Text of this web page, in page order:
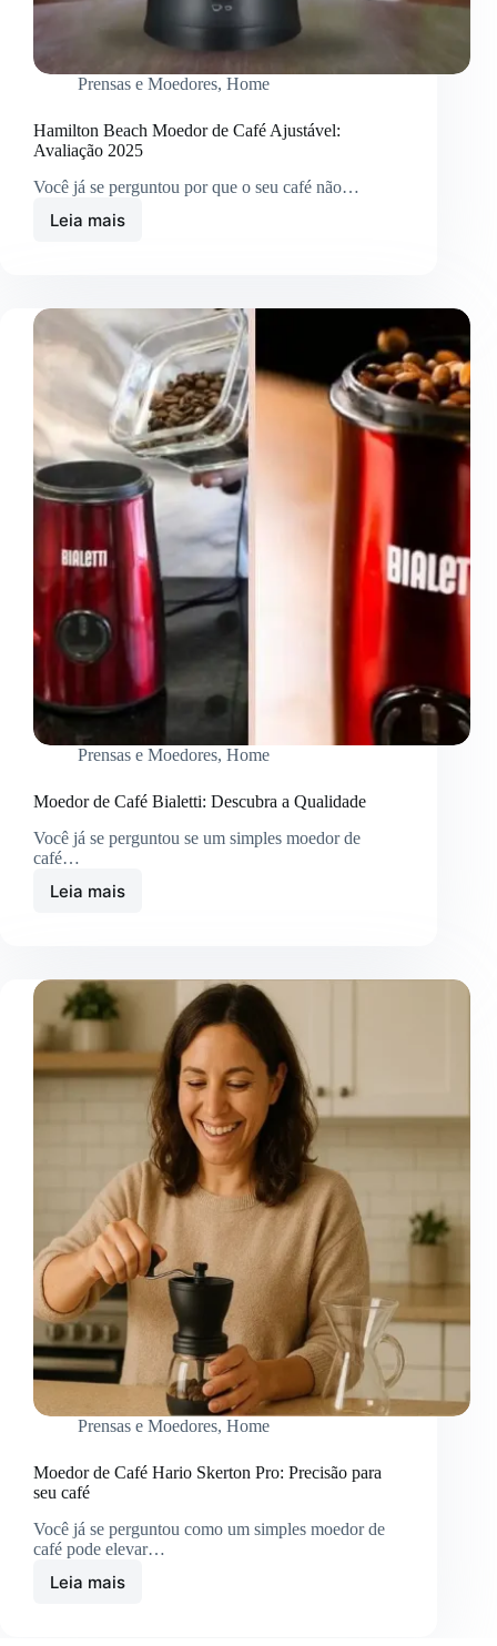
Prensas e Moedores, Home
Hamilton Beach Moedor de Café Ajustável:
Avaliação 2025
Você já se perguntou por que o seu café não…
Leia mais
Hamilton
Café
Ajustável:
Avaliação
2025
Prensas e Moedores, Home
Moedor de Café Bialetti: Descubra a Qualidade
Você já se perguntou se um simples moedor de
café…
Leia mais
Moedor
Descubra
a
Qualidade
Prensas e Moedores, Home
Moedor de Café Hario Skerton Pro: Precisão para
seu café
Você já se perguntou como um simples moedor de
café pode elevar…
Leia mais
Moedor